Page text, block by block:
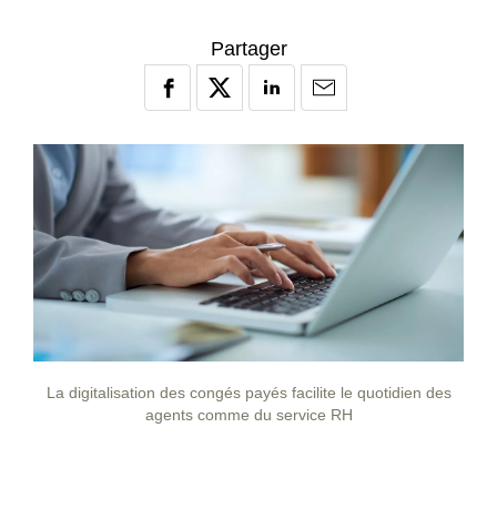
Partager
La digitalisation des congés payés facilite le quotidien des
agents comme du service RH